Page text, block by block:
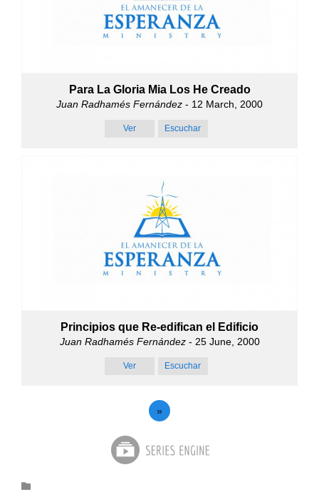
Para La Gloria Mia Los He Creado
Juan Radhamés Fernández - 12 March, 2000
Ver Escuchar
Principios que Re-edifican el Edificio
Juan Radhamés Fernández- 25 June, 2000
Ver Escuchar
»
